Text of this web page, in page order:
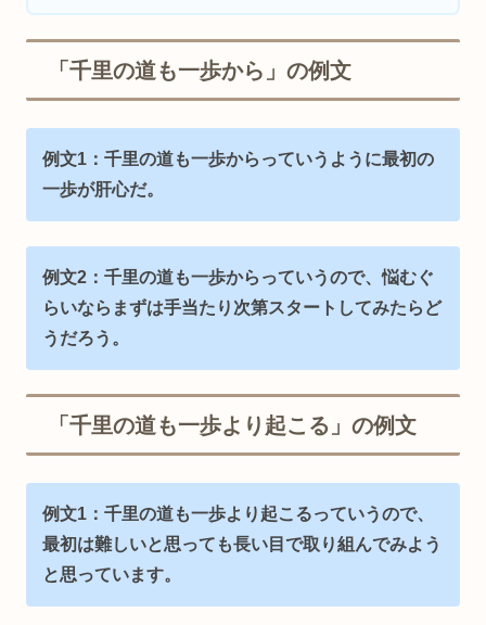
「千里の道も一歩から」の例文
例文1：千里の道も一歩からっていうように最初の
一歩が肝心だ。
例文2：千里の道も一歩からっていうので、悩むぐ
らいならまずは手当たり次第スタートしてみたらど
うだろう。
「千里の道も一歩より起こる」の例文
例文1：千里の道も一歩より起こるっていうので、
最初は難しいと思っても長い目で取り組んでみよう
と思っています。